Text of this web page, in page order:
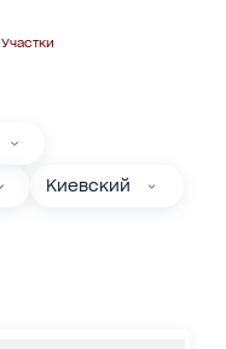
Участки
Киевский